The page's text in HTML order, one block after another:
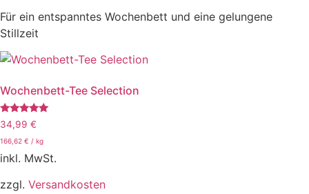
Für ein entspanntes Wochenbett und eine gelungene
Stillzeit
Wochenbett-Tee Selection
Bewertet
mit
5.00
34,99 €
166,62 € / kg
inkl. MwSt.
zzgl. Versandkosten